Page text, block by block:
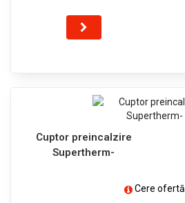
Cuptor preincalzire
Supertherm-
Cere ofertă